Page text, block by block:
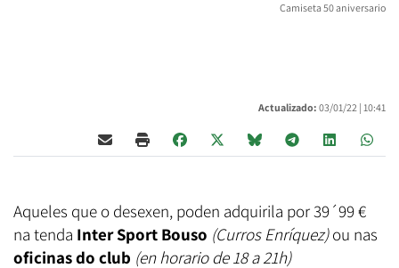
Camiseta 50 aniversario
Actualizado: 03/01/22 | 10:41
Aqueles que o desexen, poden adquirila por 39´99 €
na tenda Inter Sport Bouso (Curros Enríquez)ou nas
oficinas do club (en horario de 18 a 21h)